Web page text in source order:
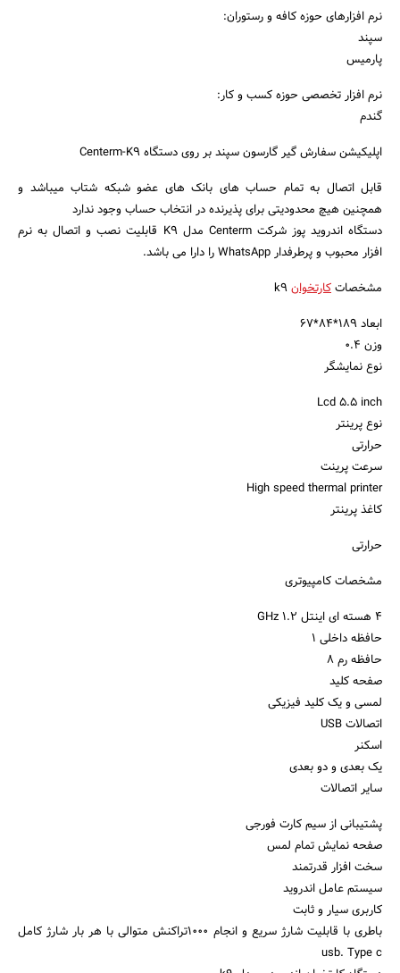
نرم افزارهای حوزه کافه و رستوران:
سپند
پارمیس
نرم افزار تخصصی حوزه کسب و کار:
گندم
اپلیکیشن سفارش گیر گارسون سپند بر روی دستگاه Centerm-K9
قابل اتصال به تمام حساب های بانک های عضو شبکه شتاب میباشد و
همچنین هیچ محدودیتی برای پذیرنده در انتخاب حساب وجود ندارد
دستگاه اندروید پوز شرکت Centerm مدل K9 قابلیت نصب و اتصال به نرم
افزار محبوب و پرطرفدار WhatsApp را دارا می باشد.
مشخصاتکارتخوان
ابعاد 189*84*67
وزن 0.4
نوع نمایشگر
Lcd 5.5 inch
نوع پرینتر
حرارتی
سرعت پرینت
High speed thermal printer
کاغذ پرینتر
حرارتی
مشخصات کامپیوتری
4 هسته ای اینتل 1.2 GHz
حافظه داخلی 1
حافظه رم 8
صفحه کلید
لمسی و یک کلید فیزیکی
اتصالات USB
اسکنر
یک بعدی و دو بعدی
سایر اتصالات
پشتیبانی از سیم‌ کارت فورجی
صفحه نمایش تمام لمس
سخت افزار قدرتمند
سیستم عامل اندروید
کاربری سیار و ثابت
باطری با قابلیت شارژ سریع و انجام 1000تراکنش متوالی با هر بار شارژ کامل
usb. Type c